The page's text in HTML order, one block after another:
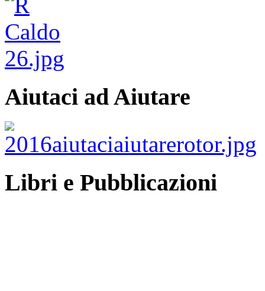
Aiutaci ad Aiutare
Libri e Pubblicazioni